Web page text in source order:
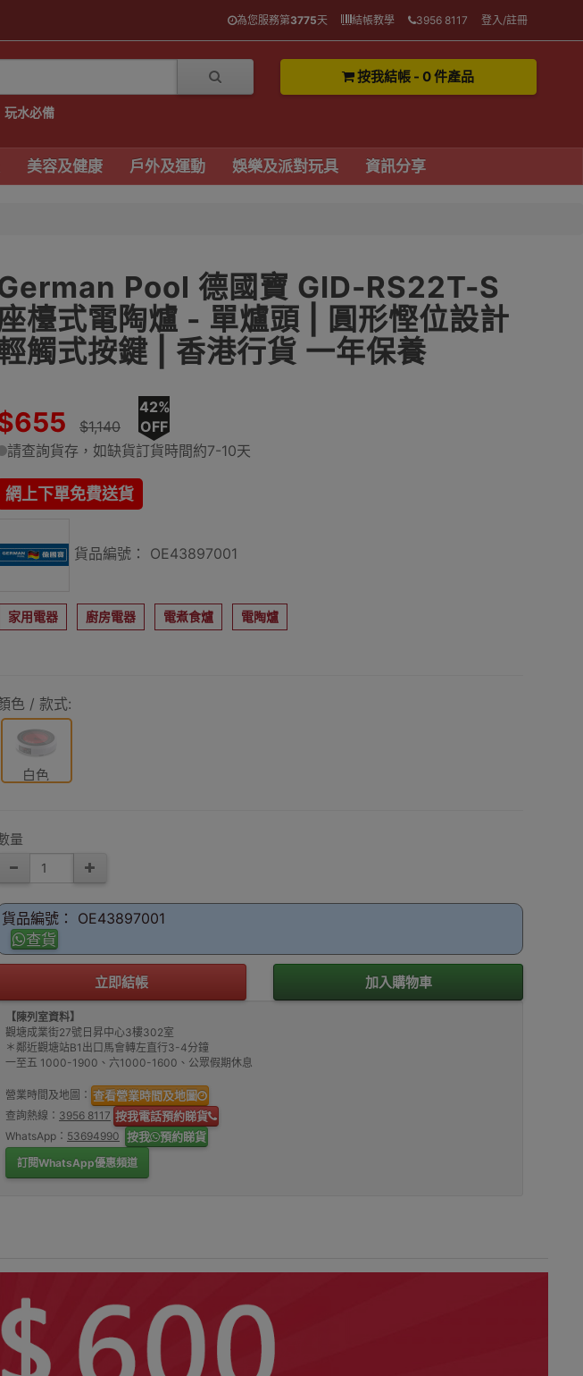
為您服務第3775天 結帳教學 3956 8117 登入/註冊
玩水必備
按我結帳 - 0 件產品
美容及健康 戶外及運動 娛樂及派對玩具 資訊分享
Pool 德國寶 GID-RS22T-S
檯式電陶爐 - 單爐頭 | 圓形慳位設計
觸式按鍵 | 香港行貨 一年保養
$1,140
42%
OFF
請查詢貨存，如缺貨訂貨時間約7-10天
網上下單免費送貨
貨品編號： OE43897001
家用電器 廚房電器 電煮食爐 電陶爐
色 / 款式:
白色
量
貨品編號： OE43897001
查貨
立即結帳 加入購物車
【陳列室資料】
觀塘成業街27號日昇中心3樓302室
＊鄰近觀塘站B1出口馬會轉左直行3-4分鐘
一至五 1000-1900、六1000-1600、公眾假期休息
營業時間及地圖： 查看營業時間及地圖
查詢熱線： 3956 8117 按我電話預約睇貨
WhatsApp： 53694990 按我 預約睇貨
訂閱WhatsApp優惠頻道